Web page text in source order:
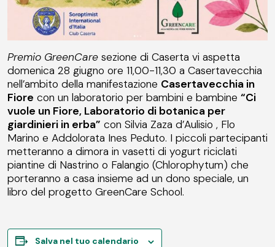
Premio GreenCare sezione di Caserta vi aspetta
domenica 28 giugno ore 11,00-11,30 a Casertavecchia
nell’ambito della manifestazione Casertavecchia in
Fiore con un laboratorio per bambini e bambine “Ci
vuole un Fiore, Laboratorio di botanica per
giardinieri in erba” con Silvia Zaza d’Aulisio , Flo
Marino e Addolorata Ines Peduto. I piccoli partecipanti
metteranno a dimora in vasetti di yogurt riciclati
piantine di Nastrino o Falangio (Chlorophytum) che
porteranno a casa insieme ad un dono speciale, un
libro del progetto GreenCare School.
Salva nel tuo calendario